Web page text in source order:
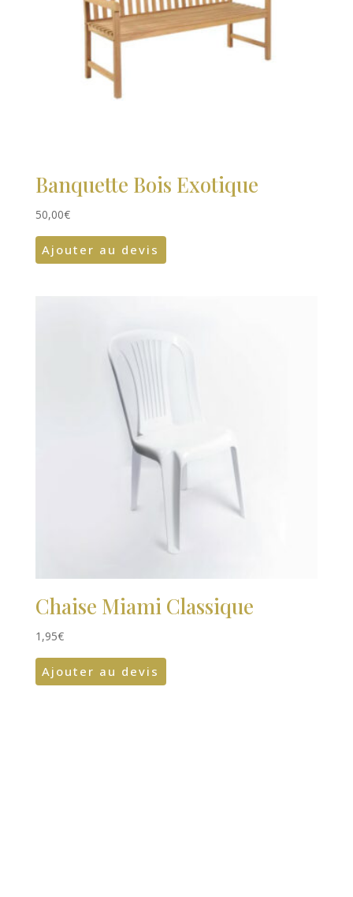
Banquette Bois Exotique
50,00€
Ajouter au devis
Chaise Miami Classique
1,95€
Ajouter au devis